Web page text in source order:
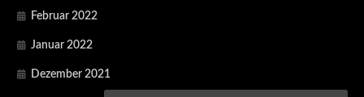
Februar 2022
Januar 2022
Dezember 2021